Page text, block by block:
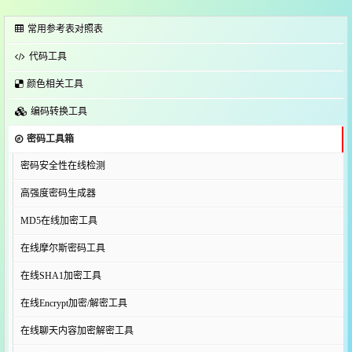
常用参考表对照表
代码工具
颜色相关工具
编码转换工具
密码工具箱
密码安全性在线检测
高强度密码生成器
MD5在线加密工具
在线摩尔斯密码工具
在线SHA1加密工具
在线Encrypt加密/解密工具
在线聊天内容加密解密工具